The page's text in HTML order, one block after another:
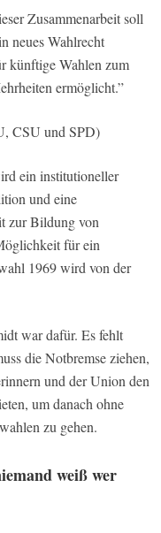
Zusammenarbeit soll
neues Wahlrecht
künftige Wahlen zum
ermöglicht.”
CSU und SPD)
ein institutioneller
und eine
zur Bildung von
für ein
1969 wird von der
war dafür. Es fehlt
die Notbremse ziehen,
und der Union den
um danach ohne
zu gehen.
weiß wer